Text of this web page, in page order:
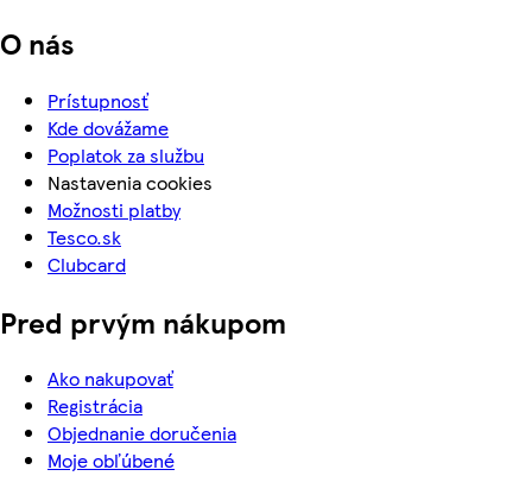
O nás
Prístupnosť
Kde dovážame
Poplatok za službu
Nastavenia cookies
Možnosti platby
Tesco.sk
Clubcard
Pred prvým nákupom
Ako nakupovať
Registrácia
Objednanie doručenia
Moje obľúbené